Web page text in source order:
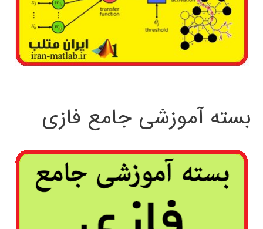
بسته آموزشی جامع فازی